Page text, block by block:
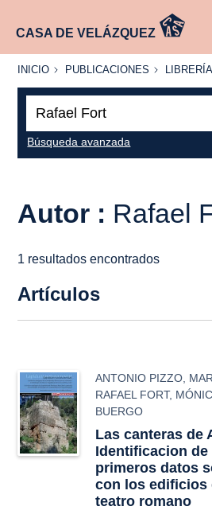
CASA DE VELÁZQUEZ
INICIO
INICIO PUBLICACIONES
PUBLICACIONES
LIBRERÍA
LÍNEA
Búsqueda avanzada
Autor : Rafael
1 resultados encontrados
Artículos
ANTONIO PIZZO
RAFAEL FORT,
BUERGO
Las canteras de
Identificacion
primeros datos
con los edificios
teatro romano